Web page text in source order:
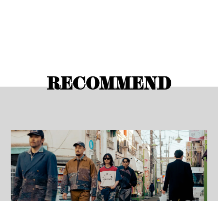
RECOMMEND